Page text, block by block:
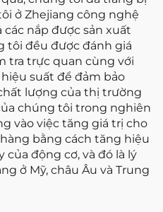
ở Zhejiang công nghệ
nắp được sản xuất
tôi đều được đánh giá
tra trực quan cùng với
suất để đảm bảo
lượng của thị trường
chúng tôi trong nghiên
vào việc tăng giá trị cho
bằng cách tăng hiệu
của động cơ, và đó là lý
ở Mỹ, châu Âu và Trung